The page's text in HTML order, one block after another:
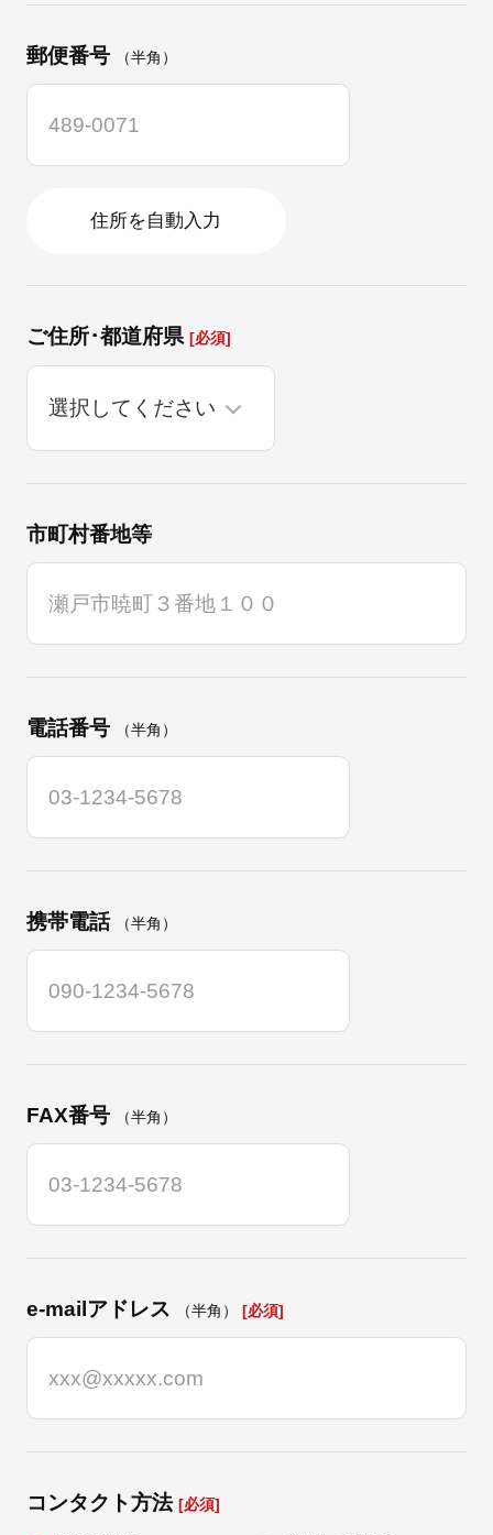
郵便番号 （半角）
住所を自動入力
ご住所･都道府県 [必須]
市町村番地等
電話番号 （半角）
携帯電話 （半角）
FAX番号 （半角）
e-mailアドレス （半角） [必須]
コンタクト方法 [必須]